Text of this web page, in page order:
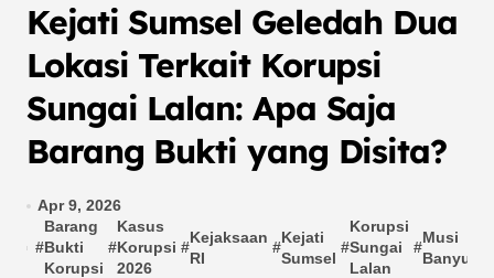
Kejati Sumsel Geledah Dua
Lokasi Terkait Korupsi
Sungai Lalan: Apa Saja
Barang Bukti yang Disita?
Apr 9, 2026
#
Barang
Bukti
Korupsi
#
Kasus
Korupsi
2026
#
Kejaksaan
RI
#
Kejati
Sumsel
#
Korupsi
Sungai
Lalan
#
Musi